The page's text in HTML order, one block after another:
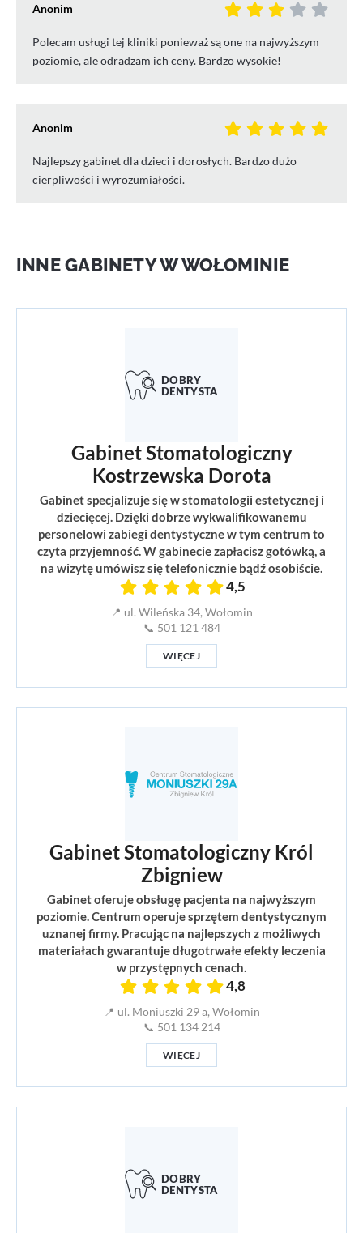
Anonim
Polecam usługi tej kliniki ponieważ są one na najwyższym
poziomie, ale odradzam ich ceny. Bardzo wysokie!
Anonim
Najlepszy gabinet dla dzieci i dorosłych. Bardzo dużo
cierpliwości i wyrozumiałości.
INNE GABINETY W WOŁOMINIE
Gabinet Stomatologiczny
Kostrzewska Dorota
Gabinet specjalizuje się w stomatologii estetycznej i
dziecięcej. Dzięki dobrze wykwalifikowanemu
personelowi zabiegi dentystyczne w tym centrum to
czyta przyjemność. W gabinecie zapłacisz gotówką, a
na wizytę umówisz się telefonicznie bądź osobiście.
4,5
📍 ul. Wileńska 34, Wołomin
📞 501 121 484
WIĘCEJ
Gabinet Stomatologiczny Król
Zbigniew
Gabinet oferuje obsługę pacjenta na najwyższym
poziomie. Centrum operuje sprzętem dentystycznym
uznanej firmy. Pracując na najlepszych z możliwych
materiałach gwarantuje długotrwałe efekty leczenia
w przystępnych cenach.
4,8
📍 ul. Moniuszki 29 a, Wołomin
📞 501 134 214
WIĘCEJ